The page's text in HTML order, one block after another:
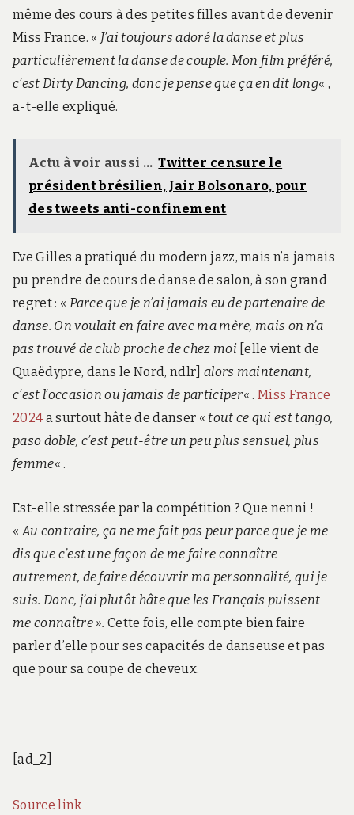
même des cours à des petites filles avant de devenir
Miss France. « J’ai toujours adoré la danse et plus
particulièrement la danse de couple. Mon film préféré,
c’est Dirty Dancing, donc je pense que ça en dit long« ,
a-t-elle expliqué.
Actu à voir aussi ... Twitter censure le
président brésilien, Jair Bolsonaro, pour
des tweets anti-confinement
Eve Gilles a pratiqué du modern jazz, mais n’a jamais
pu prendre de cours de danse de salon, à son grand
regret : « Parce que je n’ai jamais eu de partenaire de
danse. On voulait en faire avec ma mère, mais on n’a
pas trouvé de club proche de chez moi [elle vient de
Quaëdypre, dans le Nord, ndlr] alors maintenant,
c’est l’occasion ou jamais de participer« .Miss France
2024 a surtout hâte de danser «tout ce qui est tango,
paso doble, c’est peut-être un peu plus sensuel, plus
femme« .
Est-elle stressée par la compétition ? Que nenni !
«Au contraire, ça ne me fait pas peur parce que je me
dis que c’est une façon de me faire connaître
autrement, de faire découvrir ma personnalité, qui je
suis. Donc, j’ai plutôt hâte que les Français puissent
me connaître ».Cette fois, elle compte bien faire
parler d’elle pour ses capacités de danseuse et pas
que pour sa coupe de cheveux.
[ad_2]
Source link